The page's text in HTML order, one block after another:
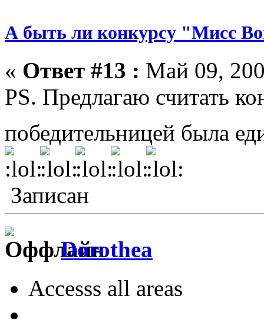
А быть ли конкурсу "Мисс
« Ответ #13 : Май 09,
PS. Предлагаю считать
победительницей была
Записан
Dorothea
Accesss all areas